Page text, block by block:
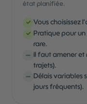
état planifiée.
✓ Vous choisissez
✓ Pratique pour
rare.
–
Il faut amener
trajets).
– Délais variables
jours fréquents).